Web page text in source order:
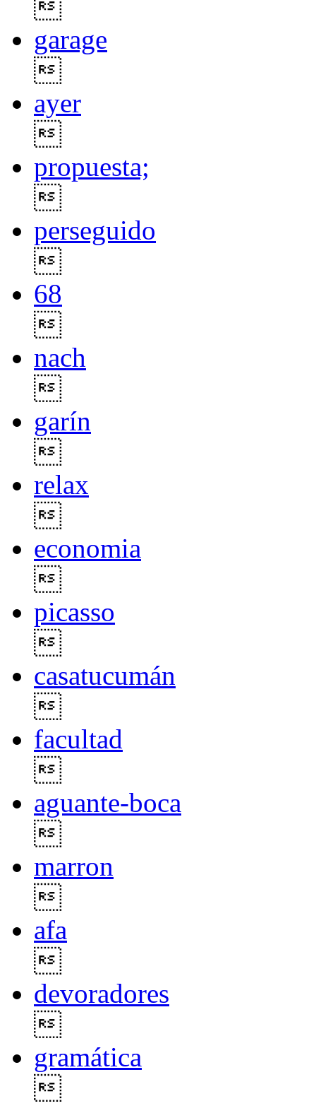
garage
ayer
propuesta;
perseguido
68
nach
garín
relax
economia
picasso
casatucumán
facultad
aguante-boca
marron
afa
devoradores
gramática